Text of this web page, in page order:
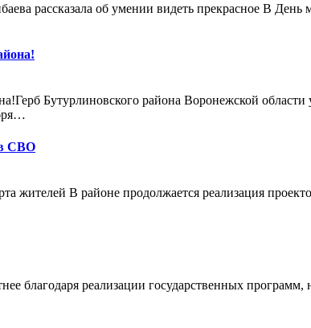
рассказала об умении видеть прекрасное В
Бутурлиновского района Воронежской
СВО
жителей В районе продолжается реализация
благодаря реализации государственных